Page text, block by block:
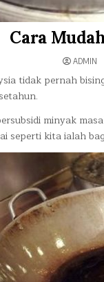
Cara
ADMIN
tidak pernah
minyak
seperti kita ialah